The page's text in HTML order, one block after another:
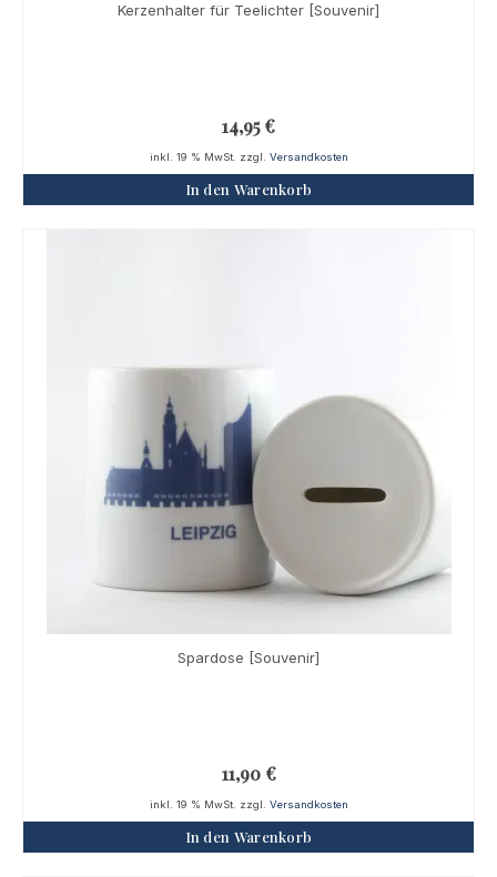
Kerzenhalter für Teelichter [Souvenir]
14,95€
inkl. 19 % MwSt. zzgl. Versandkosten
In den Warenkorb
Spardose [Souvenir]
11,90 €
inkl. 19 % MwSt. zzgl. Versandkosten
In den Warenkorb